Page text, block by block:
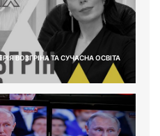
ВОЗГРІНА ТА СУЧАСНА ОСВІТА